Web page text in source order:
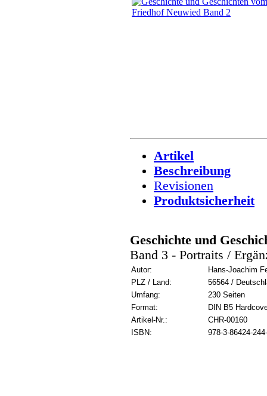
Artikel
Beschreibung
Revisionen
Produktsicherheit
Geschichte und
Band 3 - Portraits /
Autor:
Hans-Joachim
PLZ / Land:
56564 /
Umfang:
230 Seiten
Format:
DIN B5
Artikel-Nr.:
CHR-00160
ISBN:
978-3-86424-